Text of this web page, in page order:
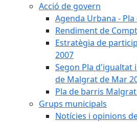
Acció de govern
Agenda Urbana -
Rendiment de
Estratègia de
2007
Segon Pla d'igualtat
de Malgrat de Mar
Pla de barris
Grups municipals
Notícies i opinions